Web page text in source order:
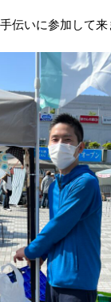
伝いに参加して来